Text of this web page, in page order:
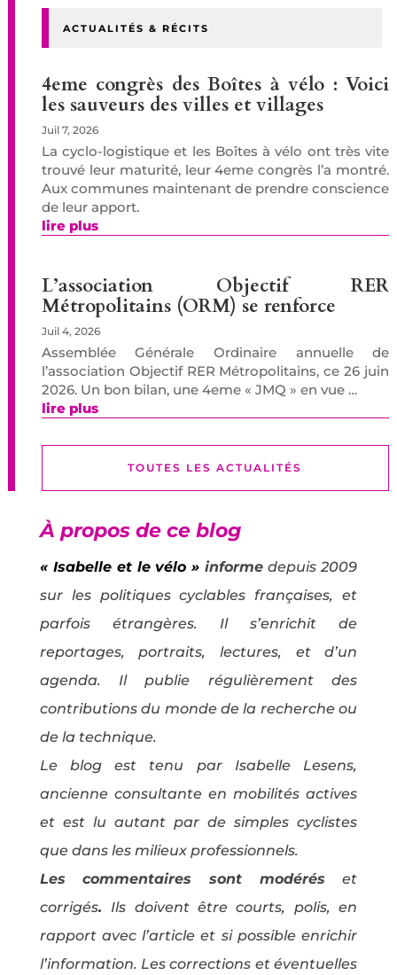
ACTUALITÉS & RÉCITS
4eme congrès des Boîtes à vélo : Voici
les sauveurs des villes et villages
Juil 7, 2026
La cyclo-logistique et les Boîtes à vélo ont très vite
trouvé leur maturité, leur 4eme congrès l’a montré.
Aux communes maintenant de prendre conscience
de leur apport.
lire plus
L’association Objectif RER
Métropolitains (ORM) se renforce
Juil 4, 2026
Assemblée Générale Ordinaire annuelle de
l’association Objectif RER Métropolitains, ce 26 juin
2026. Un bon bilan, une 4eme « JMQ » en vue …
lire plus
TOUTES LES ACTUALITÉS
À propos de ce blog
« Isabelle et le vélo » informe depuis 2009
sur les politiques cyclables françaises, et
parfois étrangères. Il s’enrichit de
reportages, portraits, lectures, et d’un
agenda. Il publie régulièrement des
contributions du monde de la recherche ou
de la technique.
Le blog est tenu par Isabelle Lesens,
ancienne consultante en mobilités actives
et est lu autant par de simples cyclistes
que dans les milieux professionnels.
Les commentaires sont modéréset
corrigés. Ils doivent être courts, polis, en
rapport avec l’article et si possible enrichir
l’information. Les corrections et éventuelles